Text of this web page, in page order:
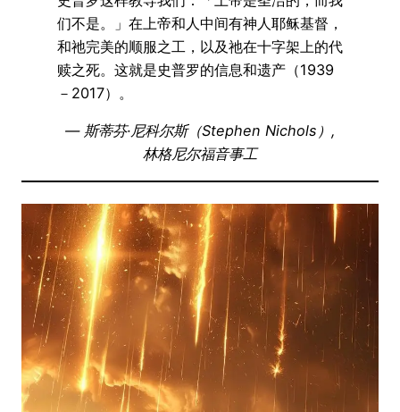
们不是。」在上帝和人中间有神人耶稣基督，
和祂完美的顺服之工，以及祂在十字架上的代
赎之死。这就是史普罗的信息和遗产（1939
－2017）。
— 斯蒂芬·尼科尔斯（Stephen Nichols）,
林格尼尔福音事工